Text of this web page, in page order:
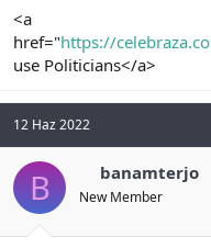
<a
href="https://
use Politicians</a>
12 Haz 2022
B banamterjo
New Member